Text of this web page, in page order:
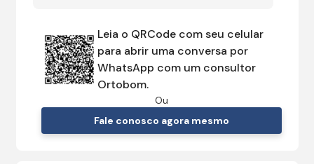
Leia o QRCode com seu celular
para abrir uma conversa por
WhatsApp com um consultor
Ortobom.
Ou
Fale conosco agora mesmo